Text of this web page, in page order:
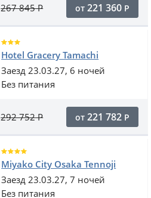
267 845Р от 221 360 Р
Hotel Gracery Tamachi
Заезд 23.03.27, 6 ночей
Без питания
292 752Р от 221 782 Р
Miyako City Osaka Tennoji
Заезд 23.03.27, 7 ночей
Без питания